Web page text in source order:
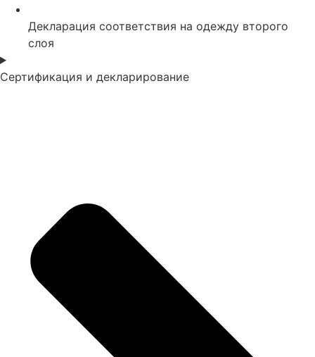
Декларация соответствия на одежду второго
слоя
Сертификация и декларирование